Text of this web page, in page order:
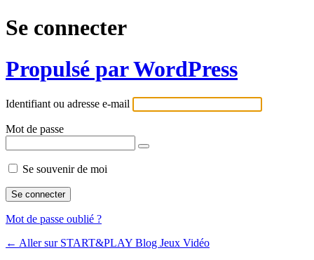
Se connecter
Propulsé par WordPress
Identifiant ou adresse e-mail
Mot de passe
Se souvenir de moi
Mot de passe oublié ?
← Aller sur START&PLAY Blog Jeux Vidéo